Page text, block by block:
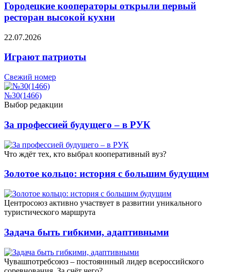
Городецкие кооператоры открыли первый
ресторан высокой кухни
22.07.2026
Играют патриоты
Свежий номер
№30(1466)
Выбор редакции
За профессией будущего – в РУК
Что ждёт тех, кто выбрал кооперативный вуз?
Золотое кольцо: история с большим будущим
Центросоюз активно участвует в развитии уникального
туристического маршрута
Задача быть гибкими, адаптивными
Чувашпотребсоюз – постояннный лидер всероссийского